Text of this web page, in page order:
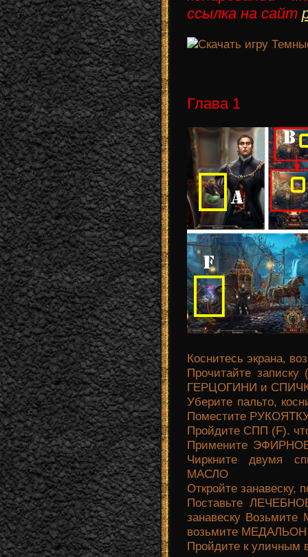
ссылка на сайт
Глава 1
Коснитесь экрана,
Прочитайте
ГЕРЦОГИНИ и
Уберите пальто,
Поместите
Пройдите СПП (F).
Примените
Чиркните двумя
МАСЛО
Откройте занавеску,
Поставьте
занавеску
возьмите
Пройдите к уличным